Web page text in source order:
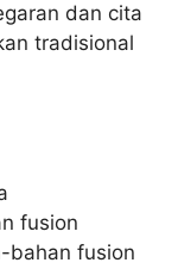
dan cita
tradisional
fusion
bahan fusion